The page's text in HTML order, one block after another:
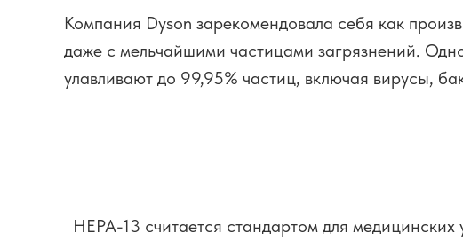
Компания Dyson зарекомендовала себя как
даже с мельчайшими частицами загрязнений.
улавливают до 99,95% частиц, включая вирусы,
HEPA-13 считается стандартом для